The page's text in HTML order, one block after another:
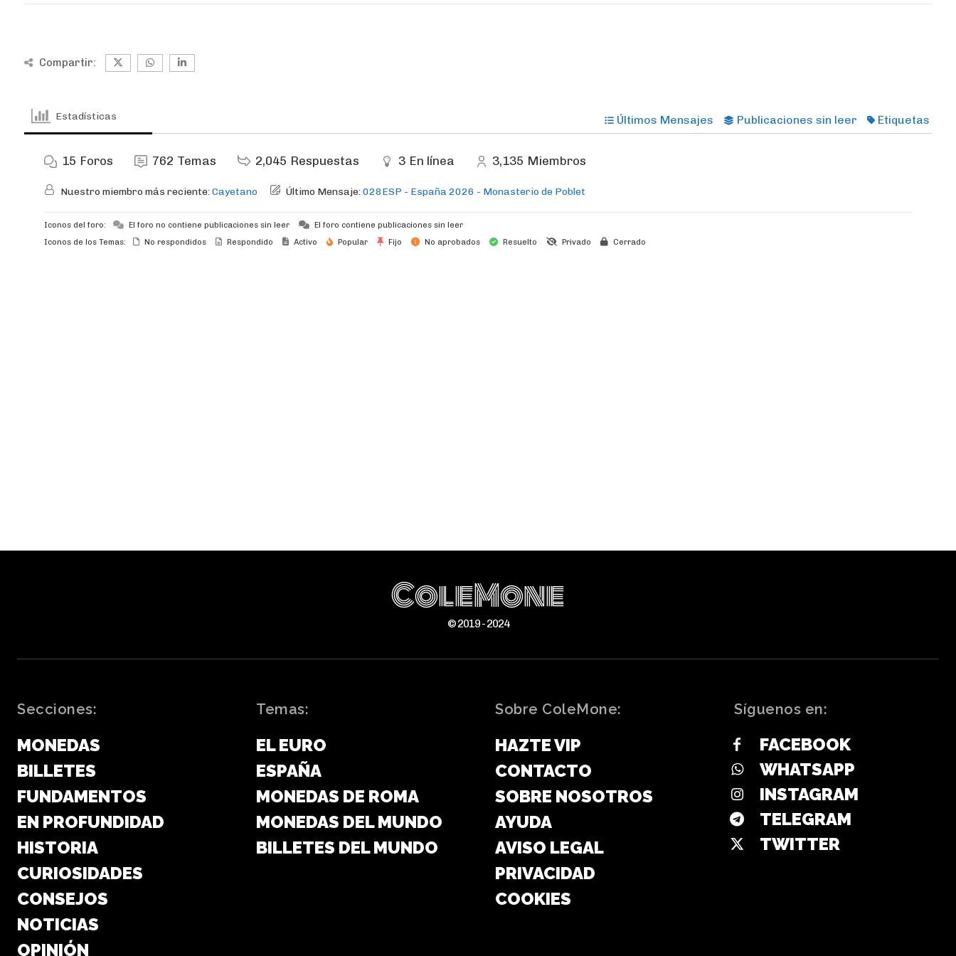
Compartir:
Estadísticas Últimos Mensajes Publicaciones sin leer Etiquetas
15 Foros 762 Temas 2,045 Respuestas 3 En línea 3,135 Miembros
Nuestro miembro más reciente:Cayetano Último Mensaje:028ESP - España 2026 - Monasterio de Poblet
Iconos del foro: El foro no contiene publicaciones sin leer
El foro contiene publicaciones sin leer
Iconos de los Temas:
No respondidos Respondido Activo Popular Fijo No aprobados Resuelto Privado Cerrado
ColeMone
© 2019 - 2024
Secciones:
MONEDAS
BILLETES
FUNDAMENTOS
EN PROFUNDIDAD
HISTORIA
CURIOSIDADES
CONSEJOS
NOTICIAS
OPINIÓN
Temas:
EL EURO
ESPAÑA
MONEDAS DE ROMA
MONEDAS DEL MUNDO
BILLETES DEL MUNDO
Sobre ColeMone:
HAZTE VIP
CONTACTO
SOBRE NOSOTROS
AYUDA
AVISO LEGAL
PRIVACIDAD
COOKIES
Síguenos en:
FACEBOOK
WHATSAPP
INSTAGRAM
TELEGRAM
TWITTER